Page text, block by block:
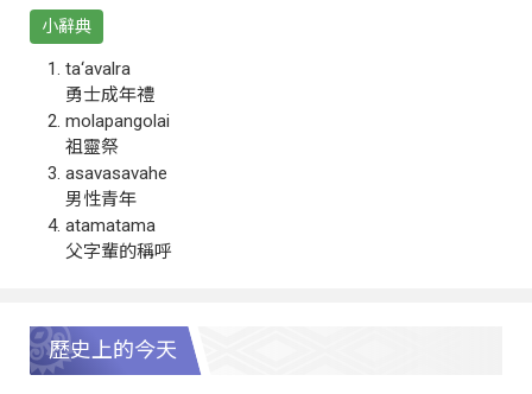
小辭典
ta‘avalra
勇士成年禮
molapangolai
祖靈祭
asavasavahe
男性青年
atamatama
父字輩的稱呼
歷史上的今天